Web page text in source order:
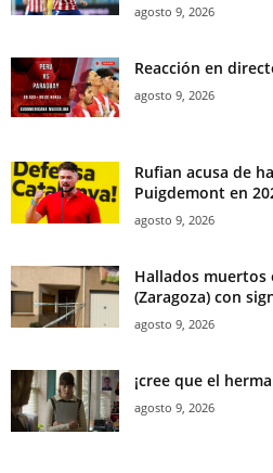
agosto 9, 2026
Reacción en
agosto 9, 2026
Rufian acusa de
Puigdemont en
agosto 9, 2026
Hallados muertos
(Zaragoza) con
agosto 9, 2026
¡cree que el
agosto 9, 2026